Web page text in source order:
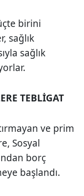
birini
sağlık
sağlık
TEBLİGAT
ve prim
Sosyal
borç
başlandı.